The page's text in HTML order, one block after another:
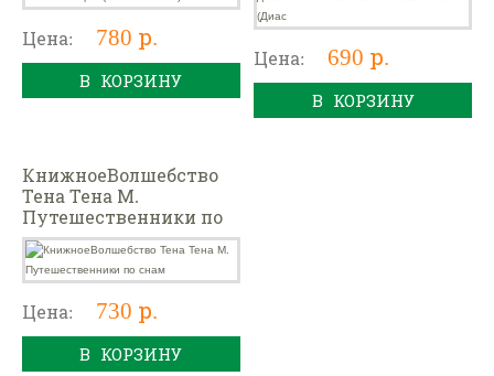
Цена: 780 р.
В КОРЗИНУ
Цена: 690 р.
В КОРЗИНУ
КнижноеВолшебство
Тена Тена М.
Путешественники по
снам
Цена: 730 р.
В КОРЗИНУ